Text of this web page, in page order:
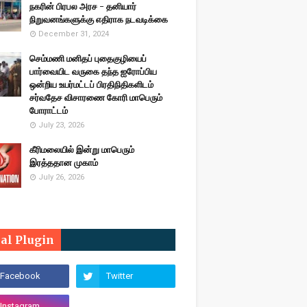
நகரின் பிரபல அரச - தனியார்
நிறுவனங்களுக்கு எதிராக நடவடிக்கை
December 31, 2024
செம்மணி மனிதப் புதைகுழியைப்
பார்வையிட வருகை தந்த ஐரோப்பிய
ஒன்றிய உயர்மட்டப் பிரதிநிதிகளிடம்
சர்வதேச விசாரணை கோரி மாபெரும்
போராட்டம்
July 23, 2026
கீரிமலையில் இன்று மாபெரும்
இரத்ததான முகாம்
July 26, 2026
Plugin